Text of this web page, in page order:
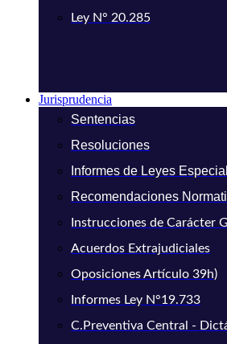
Ley N° 20.285
Jurisprudencia
Sentencias
Resoluciones
Informes de Leyes
Recomendaciones
Instrucciones de Carácter
Acuerdos Extrajudiciales
Oposiciones Artículo 39h)
Informes Ley N°19.733
C.Preventiva Central -